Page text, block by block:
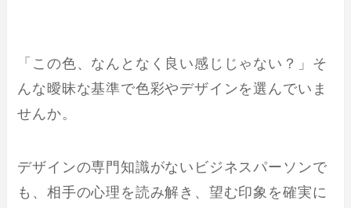
「この色、なんとなく良い感じじゃない？」そ
んな曖昧な基準で色彩やデザインを選んでいま
せんか。
デザインの専門知識がないビジネスパーソンで
も、相手の心理を読み解き、望む印象を確実に